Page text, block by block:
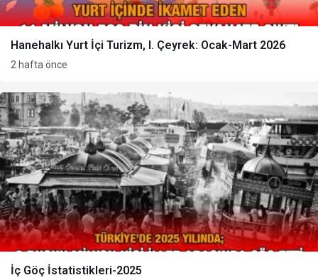
Hanehalkı Yurt İçi Turizm, I. Çeyrek: Ocak-Mart 2026
2 hafta önce
İç Göç İstatistikleri-2025